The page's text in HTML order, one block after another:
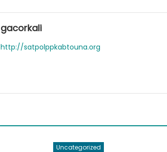
gacorkali
http://satpolppkabtouna.org
Uncategorized